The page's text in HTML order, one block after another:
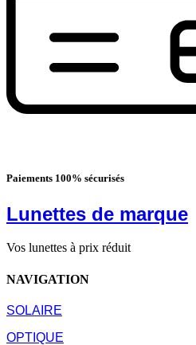
Paiements 100% sécurisés
Lunettes de marque
Vos lunettes à prix réduit
NAVIGATION
SOLAIRE
OPTIQUE